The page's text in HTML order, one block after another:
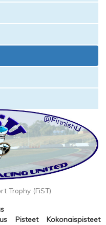
Trophy (FiST)
Pisteet Kokonaispisteet